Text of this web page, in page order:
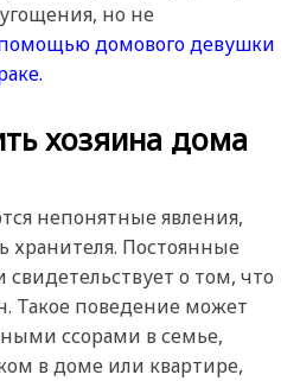
но не
домового девушки
хозяина дома
непонятные явления,
хранителя. Постоянные
свидетельствует о том, что
Такое поведение может
ссорами в семье,
в доме или квартире,